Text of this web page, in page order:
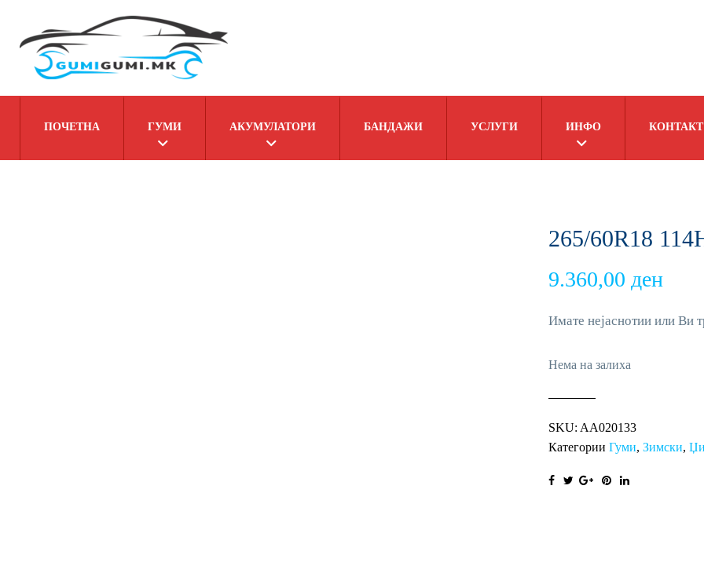
ПОЧЕТНА ГУМИ АКУМУЛАТОРИ БАНДАЖИ УСЛУГИ ИНФО КОНТАКТ
265/60R18
9.360,00 ден
Имате нејаснотии или Ви
Нема на залиха
SKU: AA020133
Категории Гуми, Зимски,